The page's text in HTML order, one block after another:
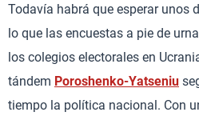
Todavía habrá que esperar unos
lo que las encuestas a pie de
los colegios electorales en
tándem Poroshenko-Yatseniu
tiempo la política nacional. Con